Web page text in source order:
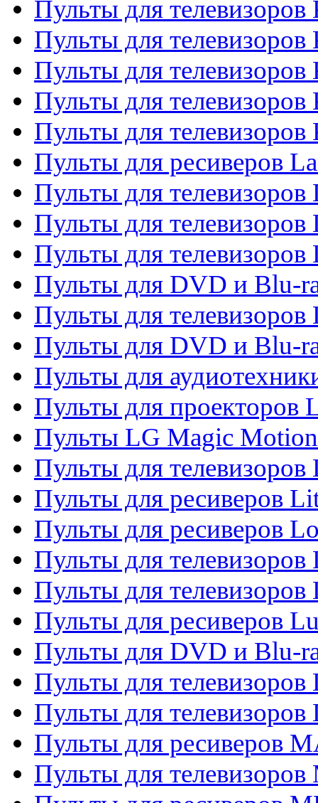
Пульты для телевизоров
Пульты для телевизоров
Пульты для телевизоров
Пульты для
Пульты для
Пульты для ресиверов
Пульты для телевизоров
Пульты для телевизоров
Пульты для телевизоров
Пульты для DVD и Blu-
Пульты для телевизоров
Пульты для DVD и Blu-
Пульты для
Пульты для проекторов
Пульты LG Magic Motion
Пульты для
Пульты для ресиверов
Пульты для ресиверов
Пульты для телевизоров
Пульты для
Пульты для ресиверов
Пульты для DVD и Blu-
Пульты для телевизоров
Пульты для телевизоров
Пульты для ресиверов
Пульты для телевизоров